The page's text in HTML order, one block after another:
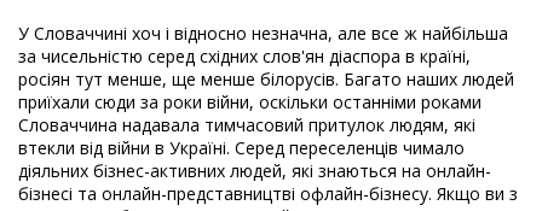
У Словаччині хоч і відносно незначна, але все ж найбільша
за чисельністю серед східних слов'ян діаспора в країні,
росіян тут менше, ще менше білорусів. Багато наших людей
приїхали сюди за роки війни, оскільки останніми роками
Словаччина надавала тимчасовий притулок людям, які
втекли від війни в Україні. Серед переселенців чимало
діяльних бізнес-активних людей, які знаються на онлайн-
бізнесі та онлайн-представництві офлайн-бізнесу. Якщо ви з